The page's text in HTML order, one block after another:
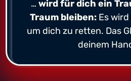
… wird für dich ein
Traum bleiben: Es
um dich zu retten. Das
deinem